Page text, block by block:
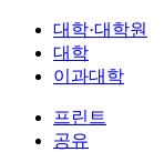
대학·대학원
대학
이과대학
프린트
공유